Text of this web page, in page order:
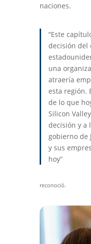
naciones.
“Este
decisión del
una
atraería
esta región.
de lo que
Silicon
decisión y a
gobierno de
y sus
hoy”
reconoció.